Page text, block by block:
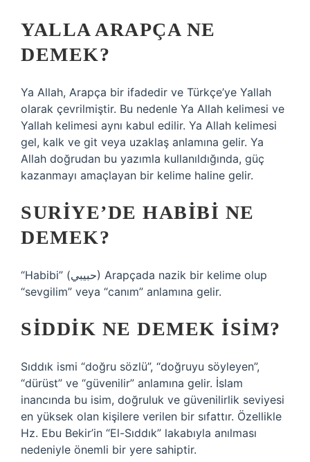
YALLA ARAPÇA NE
DEMEK?
Ya Allah, Arapça bir ifadedir ve Türkçe’ye Yallah
olarak çevrilmiştir. Bu nedenle Ya Allah kelimesi ve
Yallah kelimesi aynı kabul edilir. Ya Allah kelimesi
gel, kalk ve git veya uzaklaş anlamına gelir. Ya
Allah doğrudan bu yazımla kullanıldığında, güç
kazanmayı amaçlayan bir kelime haline gelir.
SURIYE’DE HABIBI NE
DEMEK?
“Habibi” (حبيبي) Arapçada nazik bir kelime olup
“sevgilim” veya “canım” anlamına gelir.
SIDDIK NE DEMEK ISIM?
Sıddık ismi “doğru sözlü”, “doğruyu söyleyen”,
“dürüst” ve “güvenilir” anlamına gelir. İslam
inancında bu isim, doğruluk ve güvenilirlik seviyesi
en yüksek olan kişilere verilen bir sıfattır. Özellikle
Hz. Ebu Bekir’in “El-Sıddık” lakabıyla anılması
nedeniyle önemli bir yere sahiptir.